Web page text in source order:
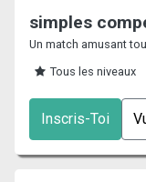
simples
Un match amusant
Tous les niveaux
Inscris-Toi